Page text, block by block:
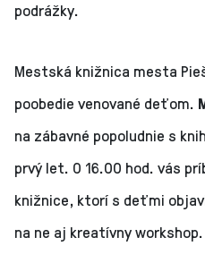
podrážky.
Mestská knižnica mesta
poobedie venované deťom.
na zábavné popoludnie s
prvý let. O 16.00 hod. vás
knižnice, ktorí s deťmi
na ne aj kreatívny workshop.